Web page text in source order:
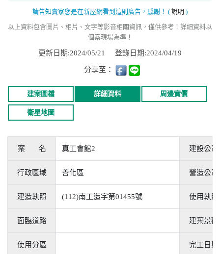
請告知賣家您是在新屋網看到這則廣告，感謝！ ( 說明 )
以上資料包含圖片、相片、文字等影音相關資訊，僅供參考！詳細資料以
個案現場為準！
更新日期:2024/05/21 登錄日期:2024/04/19
分享至：
建案圖檔 詳細資料 周邊實價
衛星地圖
案 名 真工會館2 建設公司
行政區域 善化區 營造公司
建造執照 (112)南工造字第01455號 使用執照
面臨道路 建築景觀
使用分區 完工日期